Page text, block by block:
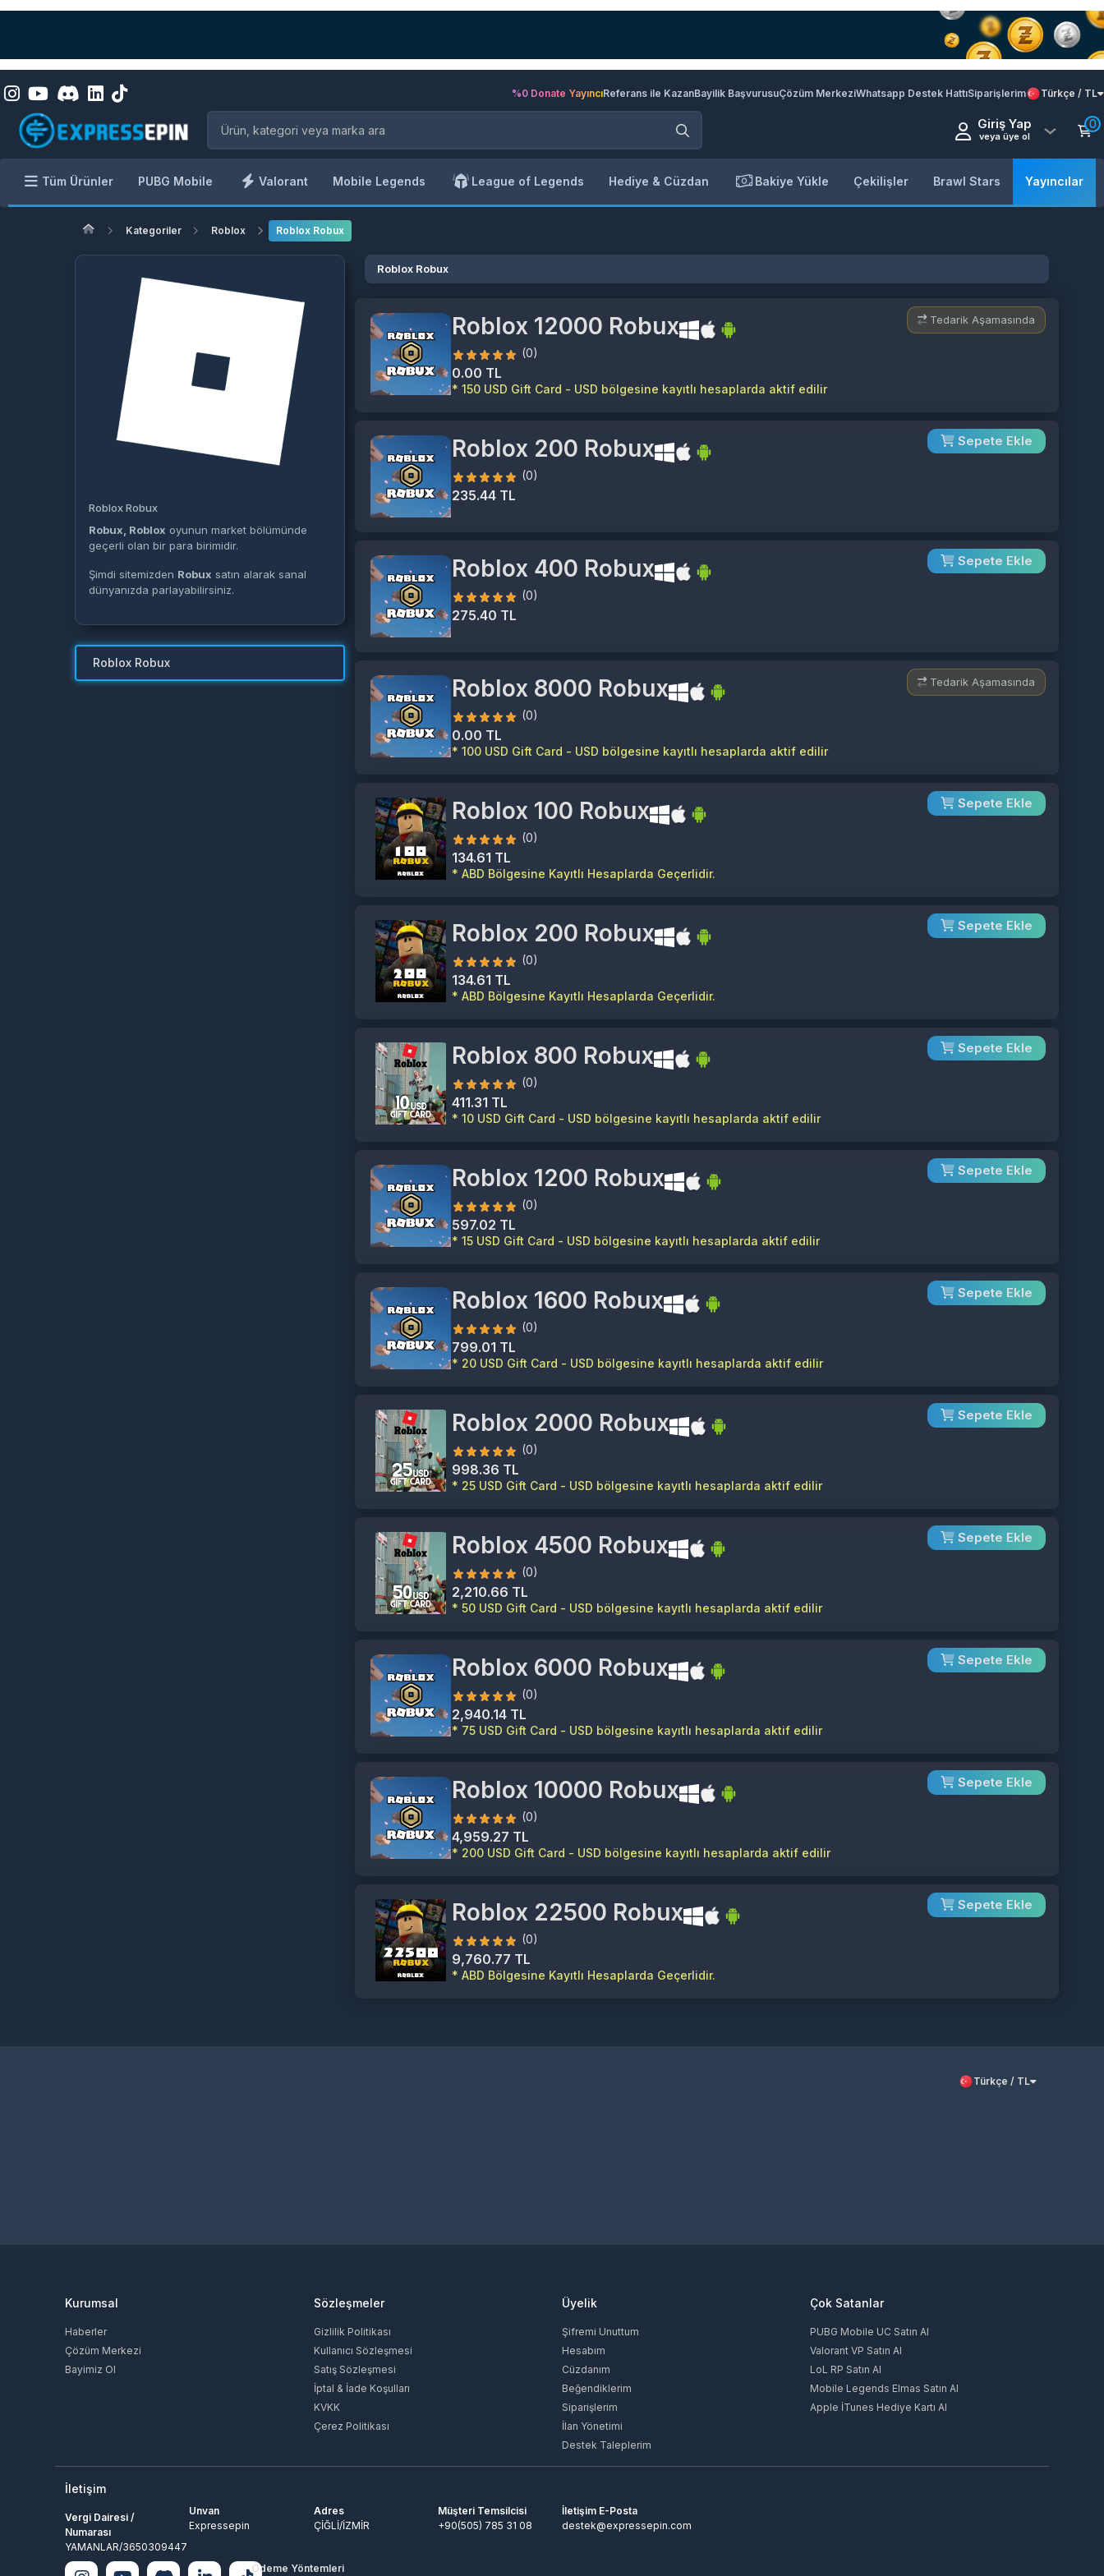
%0 Donate YayıncıReferans ile KazanBayilik BaşvurusuÇözüm MerkeziWhatsapp Destek HattıSiparişlerim Türkçe / TL
Giriş Yap
veya üye ol
0
Tüm Ürünler PUBG Mobile Valorant Mobile Legends League of Legends Hediye & Cüzdan Bakiye Yükle Çekilişler Brawl Stars Yayıncılar
Kategoriler Roblox Roblox Robux
Roblox Robux
Robux, Roblox oyunun market bölümünde
geçerli olan bir para birimidir.
Şimdi sitemizden Robux satın alarak sanal
dünyanızda parlayabilirsiniz.
Roblox Robux
Roblox Robux
Roblox 12000 Robux
(0)
0.00 TL
* 150 USD Gift Card - USD bölgesine kayıtlı hesaplarda aktif edilir
Tedarik Aşamasında
Roblox 200 Robux
(0)
235.44 TL
Sepete Ekle
Roblox 400 Robux
(0)
275.40 TL
Sepete Ekle
Roblox 8000 Robux
(0)
0.00 TL
* 100 USD Gift Card - USD bölgesine kayıtlı hesaplarda aktif edilir
Tedarik Aşamasında
Roblox 100 Robux
(0)
134.61 TL
* ABD Bölgesine Kayıtlı Hesaplarda Geçerlidir.
Sepete Ekle
Roblox 200 Robux
(0)
134.61 TL
* ABD Bölgesine Kayıtlı Hesaplarda Geçerlidir.
Sepete Ekle
Roblox 800 Robux
(0)
411.31 TL
* 10 USD Gift Card - USD bölgesine kayıtlı hesaplarda aktif edilir
Sepete Ekle
Roblox 1200 Robux
(0)
597.02 TL
* 15 USD Gift Card - USD bölgesine kayıtlı hesaplarda aktif edilir
Sepete Ekle
Roblox 1600 Robux
(0)
799.01 TL
* 20 USD Gift Card - USD bölgesine kayıtlı hesaplarda aktif edilir
Sepete Ekle
Roblox 2000 Robux
(0)
998.36 TL
* 25 USD Gift Card - USD bölgesine kayıtlı hesaplarda aktif edilir
Sepete Ekle
Roblox 4500 Robux
(0)
2,210.66 TL
* 50 USD Gift Card - USD bölgesine kayıtlı hesaplarda aktif edilir
Sepete Ekle
Roblox 6000 Robux
(0)
2,940.14 TL
* 75 USD Gift Card - USD bölgesine kayıtlı hesaplarda aktif edilir
Sepete Ekle
Roblox 10000 Robux
(0)
4,959.27 TL
* 200 USD Gift Card - USD bölgesine kayıtlı hesaplarda aktif edilir
Sepete Ekle
Roblox 22500 Robux
(0)
9,760.77 TL
* ABD Bölgesine Kayıtlı Hesaplarda Geçerlidir.
Sepete Ekle
Türkçe / TL
Kurumsal
Haberler
Çözüm Merkezi
Bayimiz Ol
Sözleşmeler
Gizlilik Politikası
Kullanıcı Sözleşmesi
Satış Sözleşmesi
İptal & İade Koşulları
KVKK
Çerez Politikası
Üyelik
Şifremi Unuttum
Hesabım
Cüzdanım
Beğendiklerim
Siparişlerim
İlan Yönetimi
Destek Taleplerim
Çok Satanlar
PUBG Mobile UC Satın Al
Valorant VP Satın Al
LoL RP Satın Al
Mobile Legends Elmas Satın Al
Apple İTunes Hediye Kartı Al
İletişim
Vergi Dairesi /
Numarası
YAMANLAR/3650309447
Unvan
Expressepin
Adres
ÇİĞLİ/İZMİR
Müşteri Temsilcisi
+90(505) 785 31 08
İletişim E-Posta
destek@expressepin.com
Ödeme Yöntemleri